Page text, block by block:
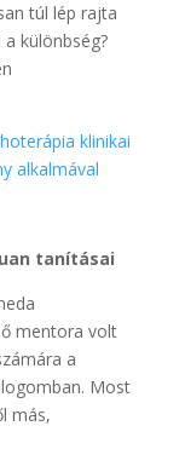
túl lép rajta
különbség?
klinikai
alkalmával
tanításai
mentora volt
a
Most
más,